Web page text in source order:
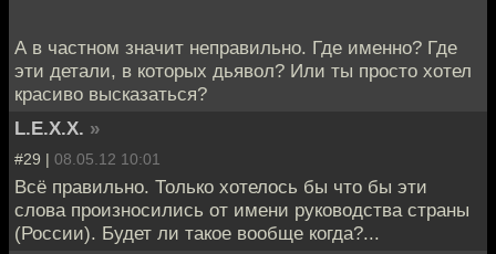
А в частном значит неправильно. Где именно? Где
эти детали, в которых дьявол? Или ты просто хотел
красиво высказаться?
L.E.X.X. »
#29 | 08.05.12 10:01
Всё правильно. Только хотелось бы что бы эти
слова произносились от имени руководства страны
(России). Будет ли такое вообще когда?...